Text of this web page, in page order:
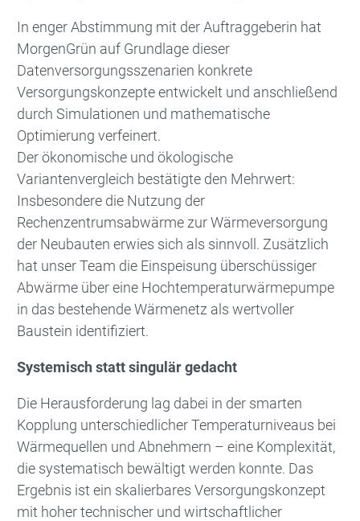
In enger Abstimmung mit der Auftraggeberin hat
MorgenGrün auf Grundlage dieser
Datenversorgungsszenarien konkrete
Versorgungskonzepte entwickelt und anschließend
durch Simulationen und mathematische
Optimierung verfeinert.
Der ökonomische und ökologische
Variantenvergleich bestätigte den Mehrwert:
Insbesondere die Nutzung der
Rechenzentrumsabwärme zur Wärmeversorgung
der Neubauten erwies sich als sinnvoll. Zusätzlich
hat unser Team die Einspeisung überschüssiger
Abwärme über eine Hochtemperaturwärmepumpe
in das bestehende Wärmenetz als wertvoller
Baustein identifiziert.
Systemisch statt singulär gedacht
Die Herausforderung lag dabei in der smarten
Kopplung unterschiedlicher Temperaturniveaus bei
Wärmequellen und Abnehmern – eine Kom­plexität,
die systematisch bewältigt werden konnte. Das
Ergebnis ist ein skalierbares Versorgungskonzept
mit hoher technischer und wirtschaftlicher